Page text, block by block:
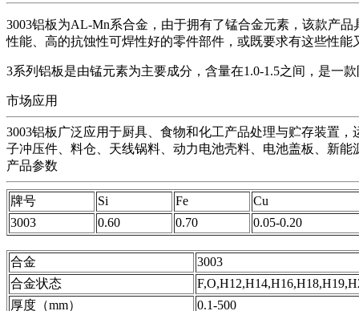
3003铝板为AL-Mn系合金，由于拥有了锰合金元素，该款产
性能、高的抗蚀性可焊性好的零件部件，或既要求有这些性
3系列铝板是由锰元素为主要成分，含量在1.0-1.5之间，是一
市场应用
3003铝板广泛应用于厨具、食物和化工产品处理与贮存装置
子冲压件、料仓、天线锅料、动力电池壳料、电池盖板、新能
产品参数
牌号 Si Fe
Cu
3003
0.60 0.70 0.05-0.20
合金
3003
合金状态
厚度（mm）
0.1-500